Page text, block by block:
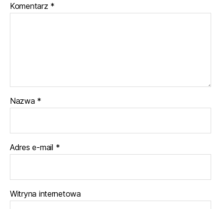
Komentarz *
Nazwa *
Adres e-mail *
Witryna internetowa